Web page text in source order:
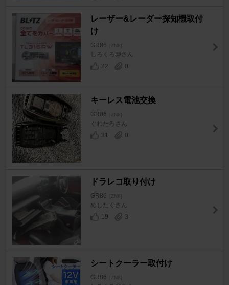
レーザー&レーダー探知機取付
け
GR86 [ZN8]
しろくろ@さん
22
0
キーレス電池交換
GR86 [ZN8]
ぐれたろさん
31
0
ドラレコ取り付け
GR86 [ZN8]
めしたくさん
19
3
シートクーラー取付け
GR86 [ZN8]